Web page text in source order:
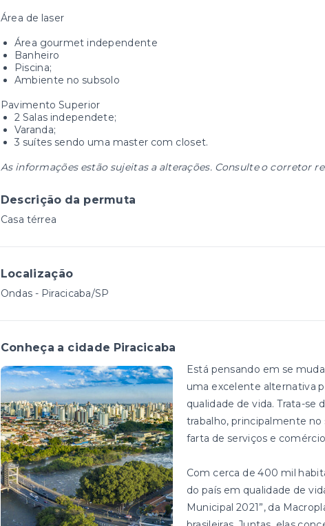
Área de laser
Área gourmet independente
Banheiro
Piscina;
Ambiente no subsolo
Pavimento Superior
2 Salas independete;
Varanda;
3 suítes sendo uma master com closet.
As informações estão sujeitas a alterações. Consulte o corretor
Descrição da permuta
Casa térrea
Localização
Ondas - Piracicaba/SP
Conheça a cidade Piracicaba
Está pensando em se
uma excelente alternativa
qualidade de vida. Trata-se
trabalho, principalmente
farta de serviços e
Com cerca de 400 mil
do país em qualidade de
Municipal 2021”, da